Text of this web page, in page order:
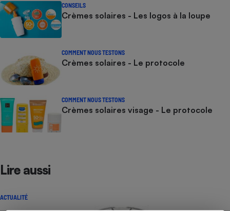
CONSEILS
Crèmes solaires - Les logos à la loupe
COMMENT NOUS TESTONS
Crèmes solaires - Le protocole
COMMENT NOUS TESTONS
Crèmes solaires visage - Le protocole
Lire aussi
ACTUALITÉ